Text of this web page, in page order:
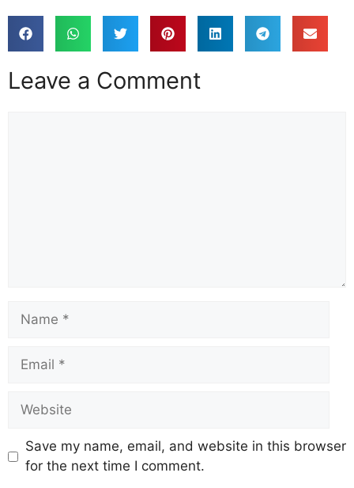
Leave a Comment
Save my name, email, and website in this browser
for the next time I comment.